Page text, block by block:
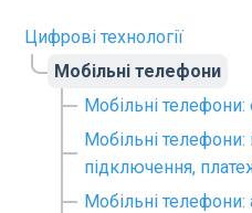
Цифрові технології
Мобільні телефони
Мобільні
Мобільні
підключення,
Мобільні телефони: